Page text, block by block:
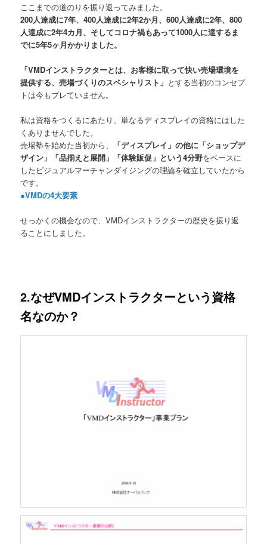
ここまでの道のりを振り返ってみました。
200人達成に7年、400人達成に2年2か月、600人達成に2年、800
人達成に2年4カ月、そしてコロナ禍もあって1000人に達するま
でに5年5ヶ月かかりました。
「VMDインストラクターとは、お客様に取って快い売場環境を
提供する、売場づくりのスペシャリスト」 とする当初のコンセプ
トは今もブレていません。
私は資格をつくるにあたり、単なるディスプレイの資格にはした
くありませんでした。
売場塾を始めた当初から、
「ディスプレイ」の他に「ショップデ
ザイン」「品揃えと展開」「体験販促」という4分野をベースに
したビジュアルマーチャンダイジングの理論を確立していたから
です。
●VMDの4大要素
せっかくの機会なので、VMDインストラクターの歴史を振り返
ることにしました。
2.なぜVMDインストラクターという資格
名なのか？